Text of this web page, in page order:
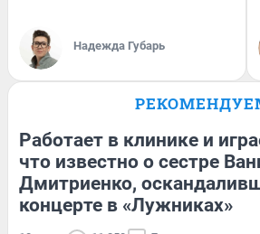
Надежда Губарь
Работает в клинике и
что известно о сестре
Дмитриенко,
концерте в «Лужниках»